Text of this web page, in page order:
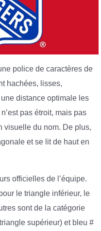
police de caractères de
hachées, lisses,
distance optimale les
pas étroit, mais pas
visuelle du nom. De plus,
et se lit de haut en
officielles de l’équipe.
le triangle inférieur, le
sont de la catégorie
supérieur) et bleu #